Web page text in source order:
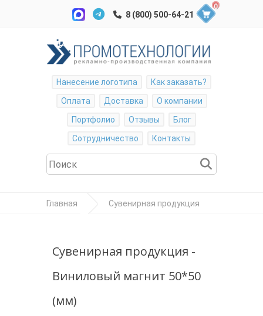
0
Нанесение логотипа
Как заказать?
Оплата
Доставка
О компании
Портфолио
Отзывы
Блог
Сотрудничество
Контакты
Главная Сувенирная продукция
Виниловый магнит 50*50 (мм)
Сувенирная продукция -
Виниловый магнит 50*50
(мм)